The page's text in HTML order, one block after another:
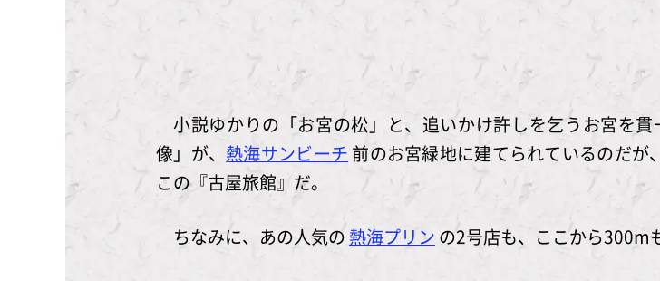
小説ゆかりの「お宮の松」と、追いかけ許しを乞うお宮を
像」が、 熱海サンビーチ 前のお宮緑地に建てられているのだが
この『古屋旅館』だ。
ちなみに、あの人気の 熱海プリン の2号店も、ここから300m